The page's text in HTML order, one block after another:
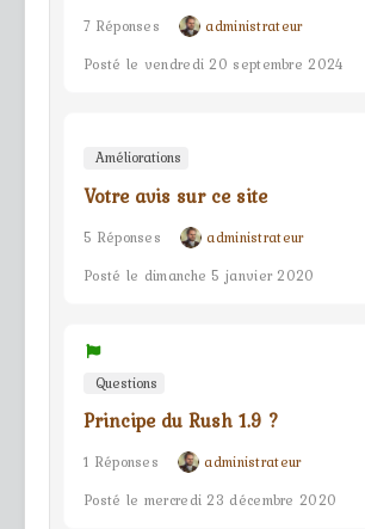
7 Réponses
administrateur
Posté le vendredi 20 septembre 2024
Améliorations
Votre avis sur ce site
5 Réponses
administrateur
Posté le dimanche 5 janvier 2020
Questions
Principe du Rush 1.9 ?
1 Réponses
administrateur
Posté le mercredi 23 décembre 2020